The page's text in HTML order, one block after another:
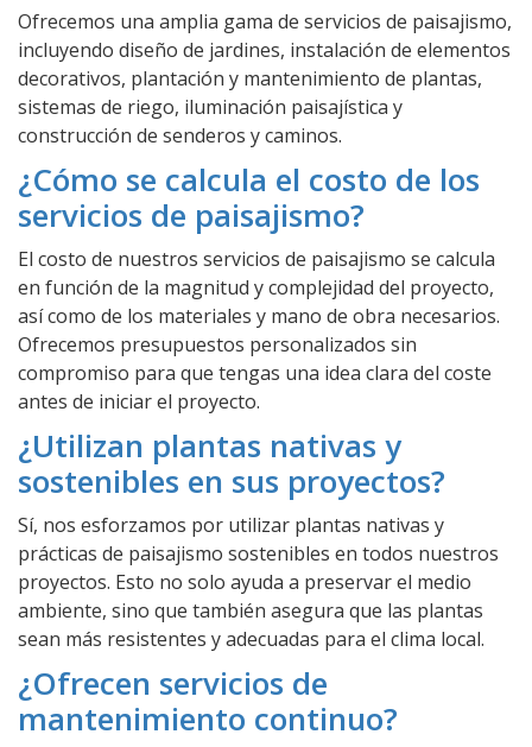
Ofrecemos una amplia gama de servicios de paisajismo,
incluyendo diseño de jardines, instalación de elementos
decorativos, plantación y mantenimiento de plantas,
sistemas de riego, iluminación paisajística y
construcción de senderos y caminos.
¿Cómo se calcula el costo de los
servicios de paisajismo?
El costo de nuestros servicios de paisajismo se calcula
en función de la magnitud y complejidad del proyecto,
así como de los materiales y mano de obra necesarios.
Ofrecemos presupuestos personalizados sin
compromiso para que tengas una idea clara del coste
antes de iniciar el proyecto.
¿Utilizan plantas nativas y
sostenibles en sus proyectos?
Sí, nos esforzamos por utilizar plantas nativas y
prácticas de paisajismo sostenibles en todos nuestros
proyectos. Esto no solo ayuda a preservar el medio
ambiente, sino que también asegura que las plantas
sean más resistentes y adecuadas para el clima local.
¿Ofrecen servicios de
mantenimiento continuo?